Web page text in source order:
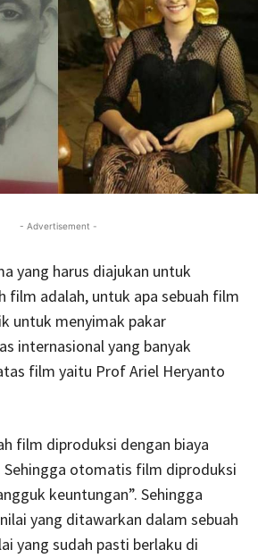
- Advertisement -
yang harus diajukan untuk
film adalah, untuk apa sebuah film
untuk menyimak pakar
internasional yang banyak
film yaitu Prof Ariel Heryanto
film diproduksi dengan biaya
Sehingga otomatis film diproduksi
keuntungan”. Sehingga
yang ditawarkan dalam sebuah
yang sudah pasti berlaku di